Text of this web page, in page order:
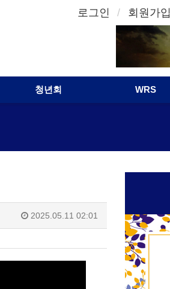
로그인 회원가입
청년회 WRS
2025.05.11 02:01